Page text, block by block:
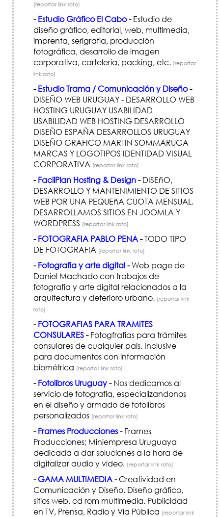
[reportar link roto]
- Estudio Gráfico El Cabo-Estudio de
diseño gráfico, editorial, web, multimedia,
imprenta, serigrafía, producción
fotográfica, desarrollo de imagen
corporativa, cartelería, packing, etc. [reportar
link roto]
- Estudio Trama / Comunicación y Diseño-
DISEÑO WEB URUGUAY - DESARROLLO WEB
HOSTING URUGUAY USABILIDAD
USABILIDAD WEB HOSTING DESARROLLO
DISEÑO ESPAÑA DESARROLLOS URUGUAY
DISEÑO GRAFICO MARTIN SOMMARUGA
MARCAS Y LOGOTIPOS IDENTIDAD VISUAL
CORPORATIVA [reportar link roto]
- FacilPlan Hosting & Design-DISEñO,
DESARROLLO Y MANTENIMIENTO DE SITIOS
WEB POR UNA PEQUEñA CUOTA MENSUAL.
DESARROLLAMOS SITIOS EN JOOMLA Y
WORDPRESS [reportar link roto]
- FOTOGRAFIA PABLO PENA-TODO TIPO
DE FOTOGRAFIA [reportar link roto]
- Fotografia y arte digital-Web page de
Daniel Machado con trabajos de
fotografia y arte digital relacionados a la
arquitectura y deterioro urbano. [reportar link
roto]
- FOTOGRAFIAS PARA TRAMITES
CONSULARES-Fotogfrafias para trámites
consulares de cualquier país. Inclusive
para documentos con información
biométrica [reportar link roto]
- Fotolibros Uruguay-Nos dedicamos al
servicio de fotografia, especializandonos
en el diseño y armado de fotolibros
personalizados [reportar link roto]
- Frames Producciones-Frames
Producciones; Miniempresa Uruguaya
dedicada a dar soluciones a la hora de
digitalizar audio y video. [reportar link roto]
- GAMA MULTIMEDIA-Creatividad en
Comunicación y Diseño. Diseño gráfico,
sitios web, cd rom multimedia. Publicidad
en TV, Prensa, Radio y Vía Pública [reportar link